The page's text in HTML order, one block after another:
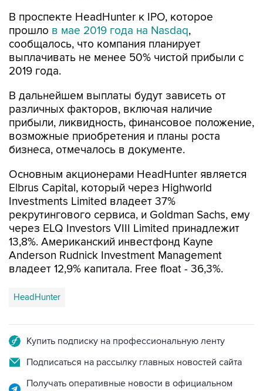
В проспекте HeadHunter к IPO, которое
прошло в мае 2019 года на Nasdaq,
сообщалось, что компания планирует
выплачивать не менее 50% чистой прибыли с
2019 года.
В дальнейшем выплаты будут зависеть от
различных факторов, включая наличие
прибыли, ликвидность, финансовое положение,
возможные приобретения и планы роста
бизнеса, отмечалось в документе.
Основным акционерами HeadHunter является
Elbrus Capital, который через Highworld
Investments Limited владеет 37%
рекрутингового сервиса, и Goldman Sachs, ему
через ELQ Investors VIII Limited принадлежит
13,8%. Американский инвестфонд Kayne
Anderson Rudnick Investment Management
владеет 12,9% капитала. Free float - 36,3%.
HeadHunter
Купить подписку на профессиональную ленту
Подписаться на рассылку главных новостей сайта
Получать оперативные новости в официальном